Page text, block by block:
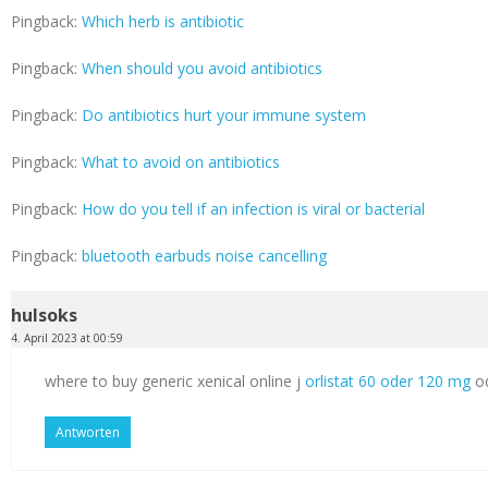
Pingback: Which herb is antibiotic
Pingback: When should you avoid antibiotics
Pingback: Do antibiotics hurt your immune system
Pingback: What to avoid on antibiotics
Pingback: How do you tell if an infection is viral or bacterial
Pingback: bluetooth earbuds noise cancelling
hulsoks
4. April 2023 at 00:59
where to buy generic xenical online j orlistat 60 oder 120 mg
Antworten